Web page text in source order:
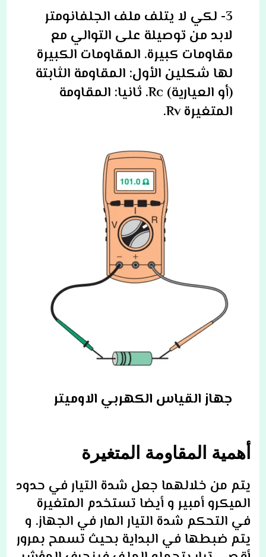
3- لكي لا يتلف ملف الجلفانومتر
لابد من توصيلة على التوالي مع
مقاومات كبيرة. المقاومات الكبيرة
لها شكلين الأول: المقاومة الثابتة
(أو العيارية) Rc. ثانيا: المقاومة
المتغيرة Rv.
جهاز القياس الكهربي الاوميتر
أهمية المقاومة المتغيرة
يتم من خلالهما جعل شدة التيار في حدود
الميكرو أمبير و أيضا تستخدم المتغيرة
في التحكم شدة التيار المار في الجهاز. و
يتم ضبطها في البداية بحيث تسمح بمرور